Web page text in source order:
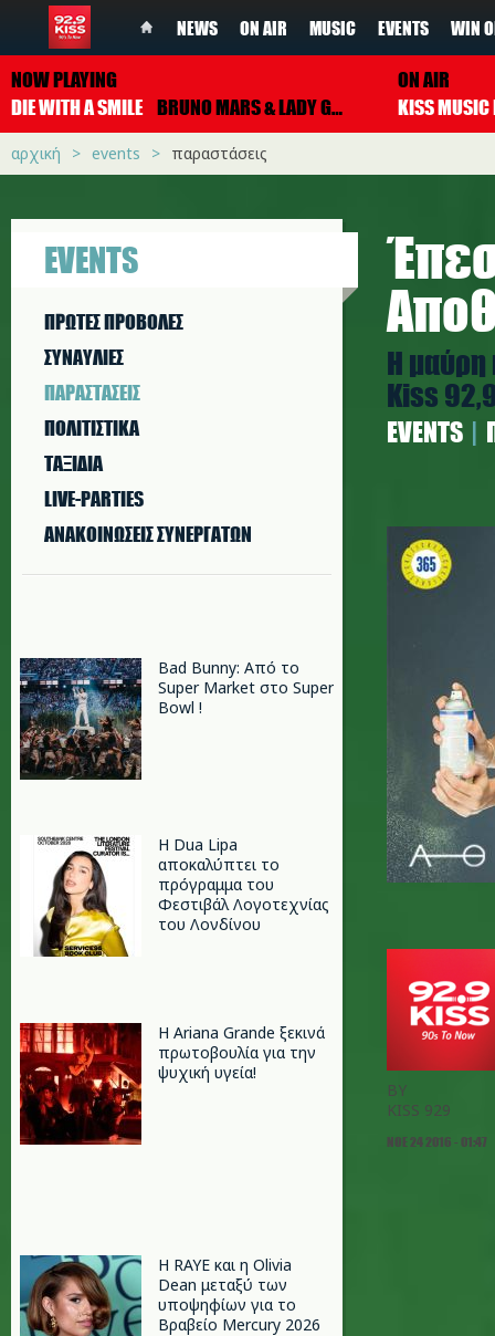
NEWS ON AIR MUSIC EVENTS WIN
NOW PLAYING
DIE WITH A SMILE BRUNO MARS & LADY GAGA
ON AIR
αρχική events παραστάσεις
EVENTS
ΠΡΩΤΕΣ ΠΡΟΒΟΛΕΣ
ΣΥΝΑΥΛΙΕΣ
ΠΑΡΑΣΤAΣΕΙΣ
ΠΟΛΙΤΙΣΤΙΚA
ΤΑΞΙΔΙΑ
LIVE-PARTIES
ΑΝΑΚΟΙΝΩΣΕΙΣ ΣΥΝΕΡΓΑΤΩΝ
Bad Bunny: Από το
Super Market στο Super
Bowl !
Η Dua Lipa
αποκαλύπτει το
πρόγραμμα του
Φεστιβάλ Λογοτεχνίας
του Λονδίνου
Η Ariana Grande ξεκινά
πρωτοβουλία για την
ψυχική υγεία!
Η RAYE και η Olivia
Dean μεταξύ των
υποψηφίων για το
Βραβείο Mercury 2026
Η μαύρη
Kiss
EVENTS
BY
KISS 929
ΝΟΕ 24 2016 - 01:47